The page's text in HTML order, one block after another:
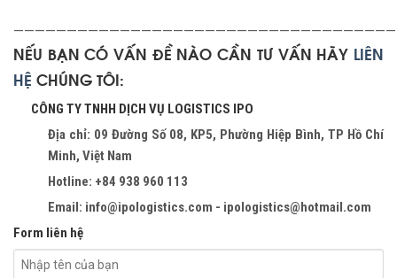
NẾU BẠN CÓ VẤN ĐỀ NÀO CẦN TƯ VẤN HÃY LIÊN
HỆ CHÚNG TÔI:
CÔNG TY TNHH DỊCH VỤ LOGISTICS IPO
Địa chỉ: 09 Đường Số 08, KP5, Phường Hiệp Bình, TP Hồ Chí
Minh, Việt Nam
Hotline: +84 938 960 113
Email: info@ipologistics.com - ipologistics@hotmail.com
Form liên hệ